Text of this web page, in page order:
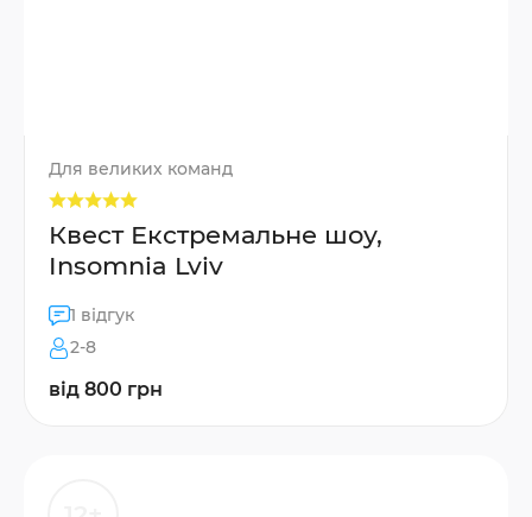
Для великих команд
Квест Екстремальне шоу,
Insomnia Lviv
1 відгук
2-8
від 800 грн